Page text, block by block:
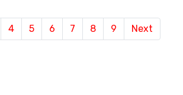
4 5 6 7 8 9 Next
S
e